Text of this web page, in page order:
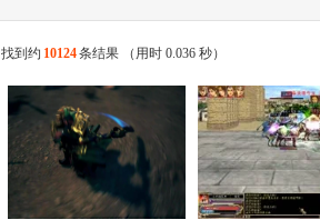
找到约 10124条结果 （用时 0.036 秒）